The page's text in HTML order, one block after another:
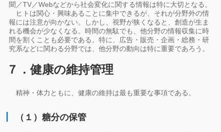
聞／TV／Webなどから社会変化に関する情報は特に大切となる。
ヒトは関心・興味あることに集中できるが、それが分野外の情
報には注意が向かない。しかし、視野が狭くなると、創造が生ま
れる機会が少なくなる。時間の無駄でも、他分野の情報収集に時
間を割くことも必要である。特に、広告・販売・企画・総務・研
究系などに関わる分野では、他分野の動向は特に重要であろう。
７．健康の維持管理
精神・体力ともに、健康の維持は最も重要な事項である。
（１）糖分の保管